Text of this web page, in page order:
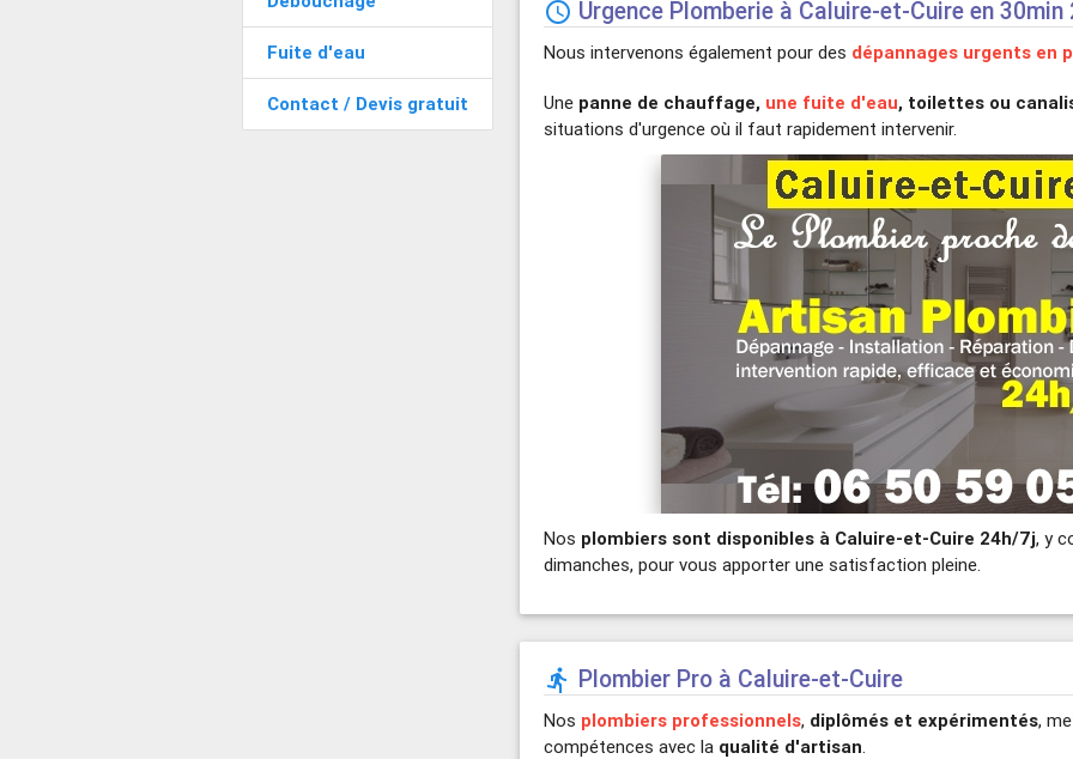
Fuite d'eau
Contact / Devis gratuit
 Urgence Plomberie à Caluire-et-Cuire en
Nous intervenons également pour des dépannages urgents en
Une panne de chauffage, une fuite d'eau, toilettes ou
situations d'urgence où il faut rapidement intervenir.
Nos plombiers sont disponibles à Caluire-et-Cuire 24h/7j, y
dimanches, pour vous apporter une satisfaction pleine.
 Plombier Pro à Caluire-et-Cuire
Nos plombiers professionnels, diplômés et expérimentés,
compétences avec la qualité d'artisan